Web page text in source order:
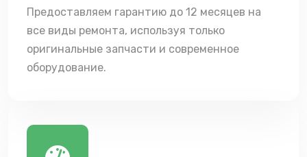
Предоставляем гарантию до 12 месяцев на
все виды ремонта, используя только
оригинальные запчасти и современное
оборудование.